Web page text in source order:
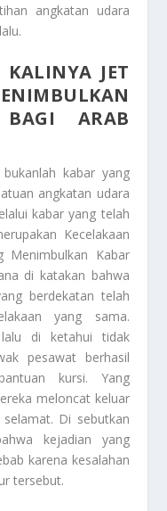
angkatan udara
KALINYA JET
ARAB
kabar yang
angkatan udara
kabar yang telah
Kecelakaan
Menimbulkan Kabar
di katakan bahwa
berdekatan telah
yang sama.
di ketahui tidak
pesawat berhasil
kursi. Yang
meloncat keluar
Di sebutkan
kejadian yang
karena kesalahan
tersebut.